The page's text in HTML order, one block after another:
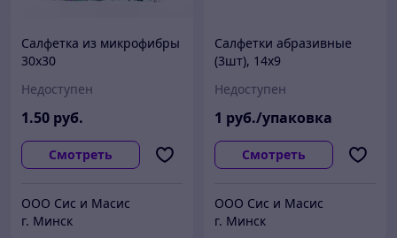
Салфетка из микрофибры
30х30
Недоступен
1.50 руб.
Смотреть
ООО Сис и Масис
г. Минск
Салфетки абразивные
(3шт), 14х9
Недоступен
1 руб./упаковка
Смотреть
ООО Сис и Масис
г. Минск